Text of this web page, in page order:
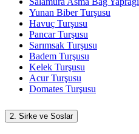
Yunan Biber Turşusu
Havuç Turşusu
Pancar Turşusu
Sarımsak Turşusu
Badem Turşusu
Kelek Turşusu
Acur Turşusu
Domates Turşusu
2. Sirke ve Soslar